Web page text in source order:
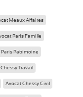
Meaux Affaires
Paris Famille
Paris Patrimoine
Travail
Avocat Chessy Civil